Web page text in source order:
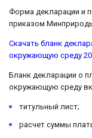
Форма декларации и
приказом
Скачать бланк
окружающую среду
Бланк декларации о
окружающую среду
титульный лист;
расчет суммы